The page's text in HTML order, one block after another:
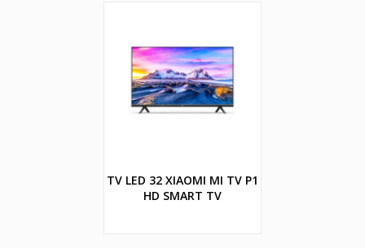
TV LED 32 XIAOMI MI TV P1
HD SMART TV